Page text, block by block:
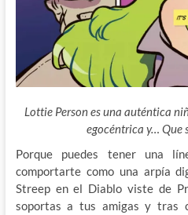
Lottie Person es una auténtica
egocéntrica y… Que
Porque puedes tener una
comportarte como una arpía
Streep en el Diablo viste de
soportas a tus amigas y tras